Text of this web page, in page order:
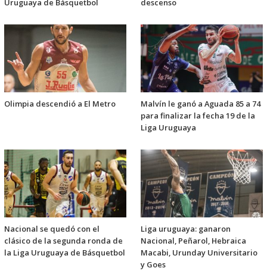
Uruguaya de Básquetbol
descenso
Olimpia descendió a El Metro
Malvín le ganó a Aguada 85 a 74
para finalizar la fecha 19 de la
Liga Uruguaya
Nacional se quedó con el
clásico de la segunda ronda de
la Liga Uruguaya de Básquetbol
Liga uruguaya: ganaron
Nacional, Peñarol, Hebraica
Macabi, Urunday Universitario
y Goes